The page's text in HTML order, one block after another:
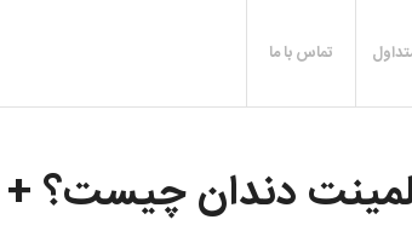
تماس با ما
دندان چیست؟ +